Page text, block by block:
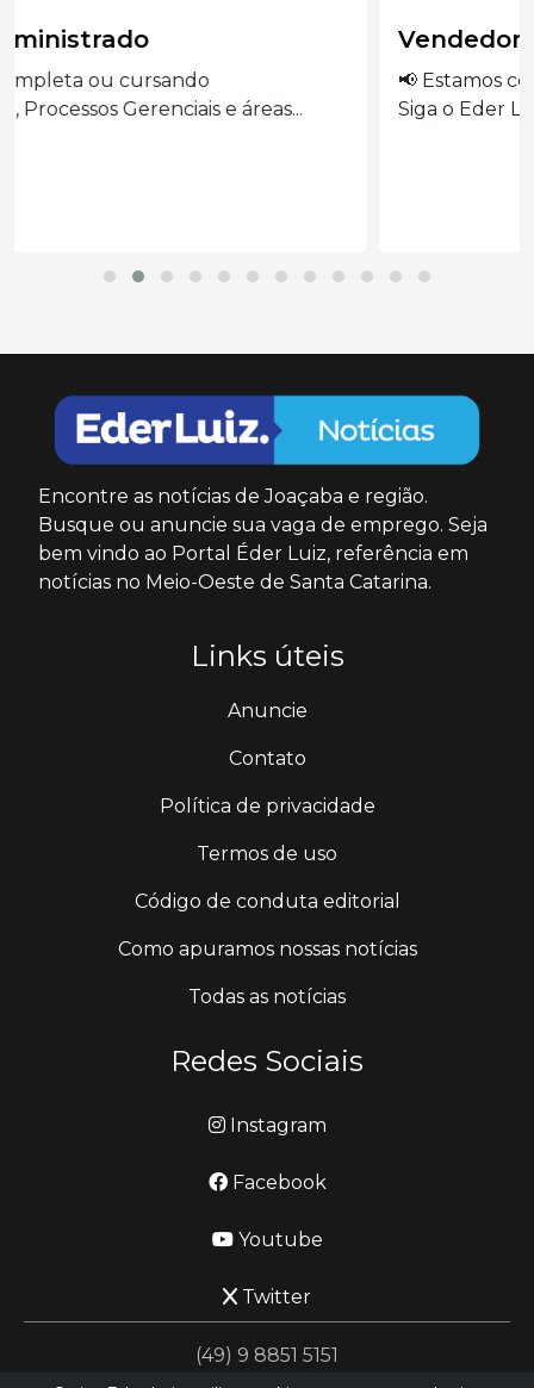
Vendedora
📢 Estamos contratando: Vendedora Presencial
Siga o Eder Luiz...
Encontre as notícias de Joaçaba e região.
Busque ou anuncie sua vaga de emprego. Seja
bem vindo ao Portal Éder Luiz, referência em
notícias no Meio-Oeste de Santa Catarina.
Links úteis
Anuncie
Contato
Política de privacidade
Termos de uso
Código de conduta editorial
Como apuramos nossas notícias
Todas as notícias
Redes Sociais
Instagram
Facebook
Youtube
Twitter
(49) 9 8851 5151